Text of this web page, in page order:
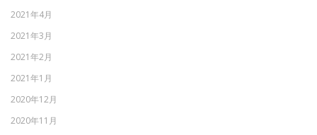
2021年4月
2021年3月
2021年2月
2021年1月
2020年12月
2020年11月